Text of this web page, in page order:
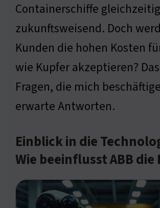
Containerschiffe
zukunftsweisend. Doch
Kunden die hohen Kosten
wie Kupfer akzeptieren?
Fragen, die mich
erwarte Antworten.
Einblick in die
Wie beeinflusst ABB die